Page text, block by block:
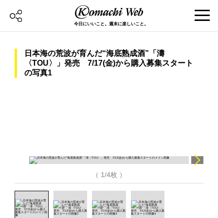
今日にいいこと。週末に楽しいこと。
日本海の荒波が育んだ“海底熟成酒”「濤
〈TOU〉」発売 7/17(金)から購入募集スタート
の写真1
（ 1/4枚 ）